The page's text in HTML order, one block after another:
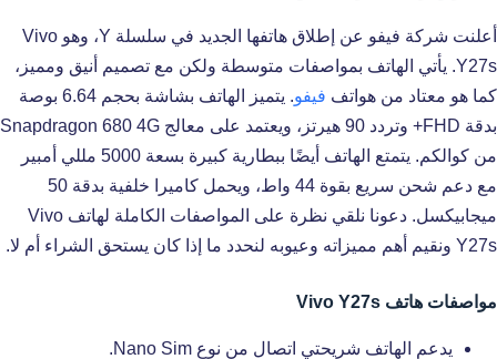
أعلنت شركة فيفو عن إطلاق هاتفها الجديد في سلسلة Y، وهو Vivo
Y27s. يأتي الهاتف بمواصفات متوسطة ولكن مع تصميم أنيق ومميز،
كما هو معتاد من هواتف فيفو
. يتميز الهاتف بشاشة بحجم 6.64 بوصة
بدقة FHD+ وتردد 90 هيرتز، ويعتمد على معالج Snapdragon 680 4G
من كوالكم. يتمتع الهاتف أيضًا ببطارية كبيرة بسعة 5000 مللي أمبير
مع دعم شحن سريع بقوة 44 واط، ويحمل كاميرا خلفية بدقة 50
ميجابيكسل. دعونا نلقي نظرة على المواصفات الكاملة لهاتف Vivo
Y27s ونقيم أهم مميزاته وعيوبه لنحدد ما إذا كان يستحق الشراء أم لا.
مواصفات هاتف Vivo Y27s
يدعم الهاتف شريحتي اتصال من نوع Nano Sim.